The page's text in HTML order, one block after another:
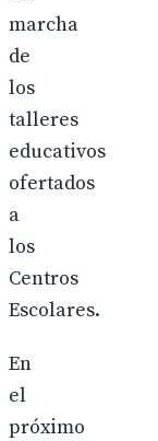
marcha
de
los
talleres
educativos
ofertados
a
los
Centros
Escolares.
En
el
próximo